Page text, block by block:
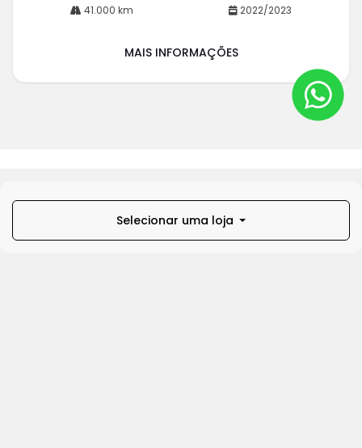
41.000 km 2022/2023
MAIS INFORMAÇÕES
Selecionar uma loja